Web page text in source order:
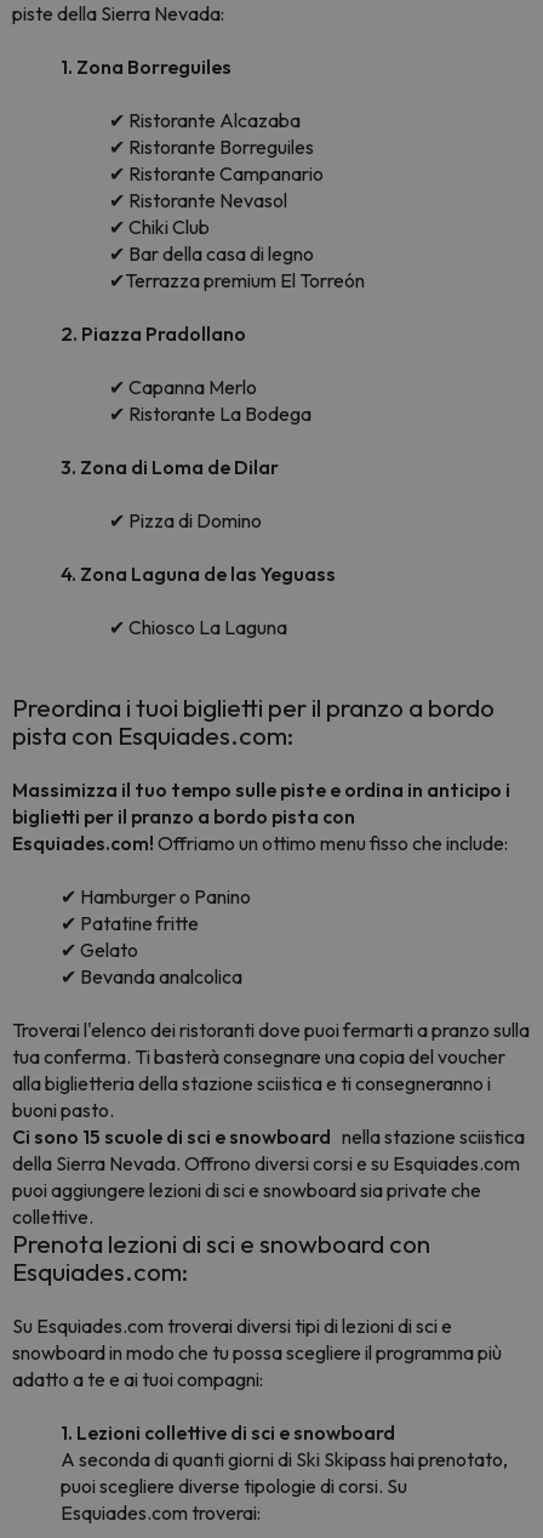
piste della Sierra Nevada:
1. Zona Borreguiles
✔ Ristorante Alcazaba
✔ Ristorante Borreguiles
✔ Ristorante Campanario
✔ Ristorante Nevasol
✔ Chiki Club
✔ Bar della casa di legno
✔Terrazza premium El Torreón
2. Piazza Pradollano
✔ Capanna Merlo
✔ Ristorante La Bodega
3. Zona di Loma de Dilar
✔ Pizza di Domino
4. Zona Laguna de las Yeguass
✔ Chiosco La Laguna
Preordina i tuoi biglietti per il pranzo a bordo
pista con Esquiades.com:
Massimizza il tuo tempo sulle piste e ordina in anticipo i
biglietti per il pranzo a bordo pista con
Esquiades.com! Offriamo un ottimo menu fisso che include:
✔ Hamburger o Panino
✔ Patatine fritte
✔ Gelato
✔ Bevanda analcolica
Troverai l'elenco dei ristoranti dove puoi fermarti a pranzo sulla
tua conferma. Ti basterà consegnare una copia del voucher
alla biglietteria della stazione sciistica e ti consegneranno i
buoni pasto.
Ci sono 15 scuole di sci e snowboard nellastazione sciistica
della Sierra Nevada. Offrono diversi corsi e su Esquiades.com
puoi aggiungere lezioni di sci e snowboard sia private che
collettive.
Prenota lezioni di sci e snowboard con
Esquiades.com:
Su Esquiades.com troverai diversi tipi di lezioni di sci e
snowboard in modo che tu possa scegliere il programma più
adatto a te e ai tuoi compagni:
1. Lezioni collettive di sci e snowboard
A seconda di quanti giorni di Ski Skipass hai prenotato,
puoi scegliere diverse tipologie di corsi. Su
Esquiades.com troverai: